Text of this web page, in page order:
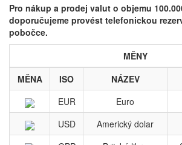
Pro nákup a prodej valut o objemu
doporučujeme provést telefonickou
pobočce.
MĚNY
MĚNA
ISO NÁZEV
EUR
Euro
USD
Americký dolar